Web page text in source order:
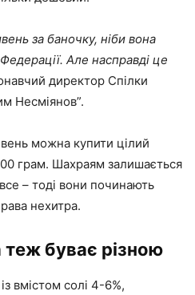
за баночку, ніби вона
Але насправді це
директор Спілки
Несміянов”.
можна купити цілий
грам. Шахраям залишається
– тоді вони починають
нехитра.
буває різною
вмістом солі 4-6%,